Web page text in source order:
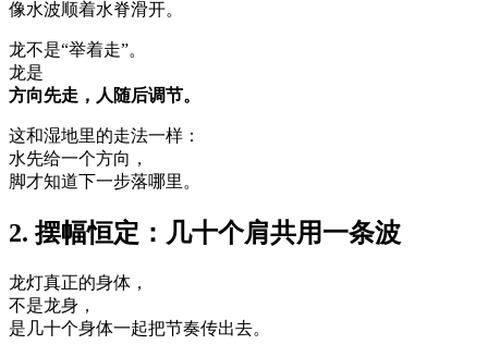
像水波顺着水脊滑开。
龙不是“举着走”。
龙是
方向先走，人随后调节。
这和湿地里的走法一样：
水先给一个方向，
脚才知道下一步落哪里。
2. 摆幅恒定：几十个肩共用一条波
龙灯真正的身体，
不是龙身，
是几十个身体一起把节奏传出去。